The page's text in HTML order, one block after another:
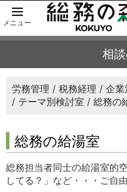
メニュー
相
労務管理 税務経理 企業
テーマ別検討室
総務の
総務の給湯室
総務担当者同士の給湯室的
してる？」など・・・ご自